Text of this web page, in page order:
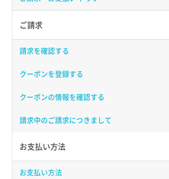
ご請求
請求を確認する
クーポンを登録する
クーポンの情報を確認する
請求中のご請求につきまして
お支払い方法
お支払い方法